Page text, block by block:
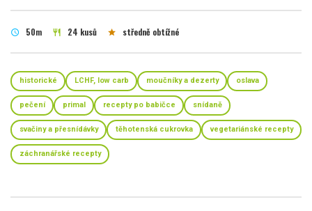
schedule 50m restaurant 24 kusů star středně obtížné
historické LCHF, low carb moučníky a dezerty oslava
pečení primal recepty po babičce snídaně
svačiny a přesnídávky těhotenská cukrovka vegetariánské recepty
záchranářské recepty